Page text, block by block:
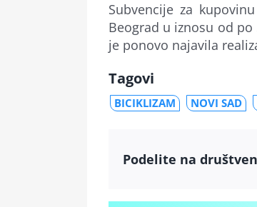
Subvencije za
Beograd u iznosu od
je ponovo najavila
Tagovi
BICIKLIZAM NOVI SAD
Podelite na